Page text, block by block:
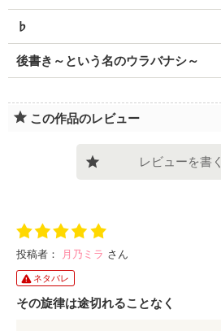
♭
後書き～という名のウラバナシ～
この作品のレビュー
レビューを書く
投稿者： 月乃ミラ さん
ネタバレ
その旋律は途切れることなく